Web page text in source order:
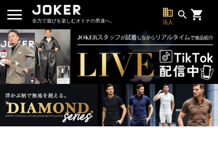
全力で遊びを楽しむオトナの男達へ。
business
法人
search